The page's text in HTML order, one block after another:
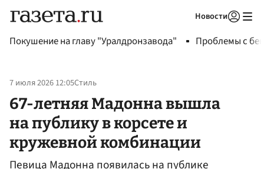
Новости
Покушение на главу "Уралдронзавода" Проблемы с
7 июля 2026 12:05Стиль
67-летняя Мадонна вышла
на публику в корсете и
кружевной комбинации
Певица Мадонна появилась на публике